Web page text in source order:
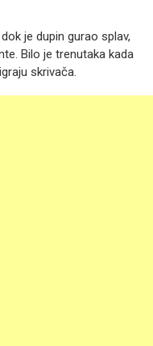
je dupin gurao splav,
Bilo je trenutaka kada
skrivača.